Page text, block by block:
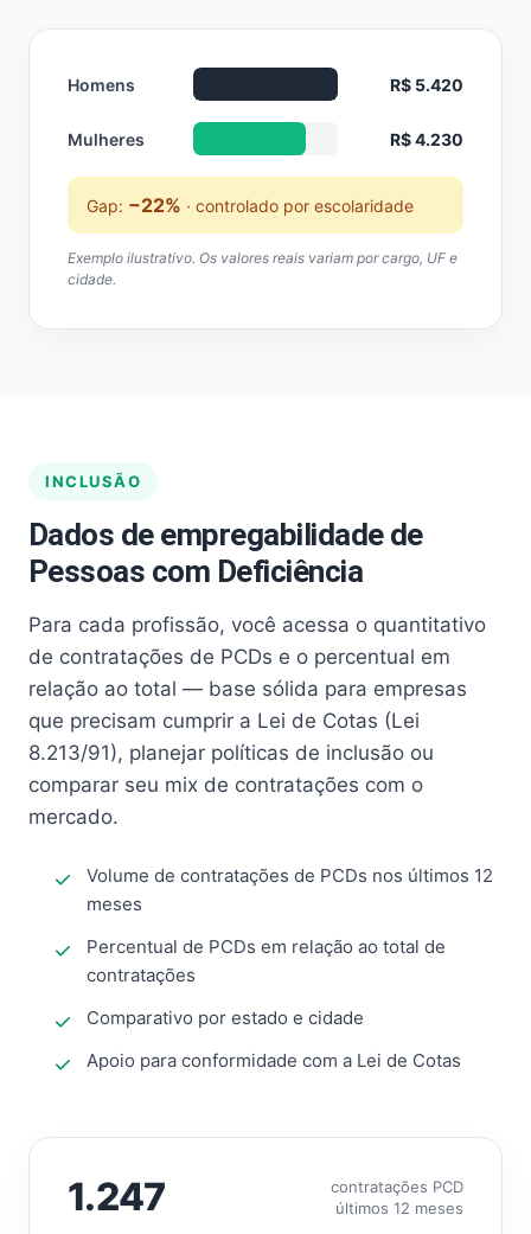
Homens R$ 5.420
Mulheres R$ 4.230
Gap: −22% · controlado por escolaridade
Exemplo ilustrativo. Os valores reais variam por cargo, UF e
cidade.
INCLUSÃO
Dados de empregabilidade de
Pessoas com Deficiência
Para cada profissão, você acessa o quantitativo
de contratações de PCDs e o percentual em
relação ao total — base sólida para empresas
que precisam cumprir a Lei de Cotas (Lei
8.213/91), planejar políticas de inclusão ou
comparar seu mix de contratações com o
mercado.
Volume de contratações de PCDs nos últimos 12
meses
Percentual de PCDs em relação ao total de
contratações
Comparativo por estado e cidade
Apoio para conformidade com a Lei de Cotas
1.247
contratações PCD
últimos 12 meses